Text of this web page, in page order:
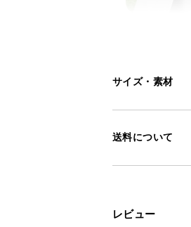
サイズ・素材
送料について
レビュー